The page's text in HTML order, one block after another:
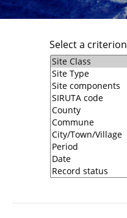
Select a criterion